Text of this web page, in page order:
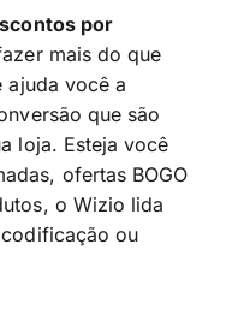
por
mais do que
ajuda você a
que são
loja. Esteja você
ofertas BOGO
o Wizio lida
ou